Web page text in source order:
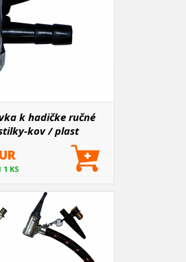
k hadičke ručné
kov / plast
1 KS